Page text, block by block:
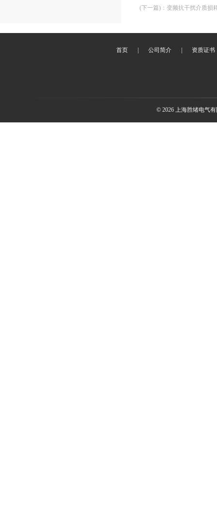
(下一篇) ： 变频抗干扰介质损
首页 公司简介 资质证书
© 2026 上海胜绪电气